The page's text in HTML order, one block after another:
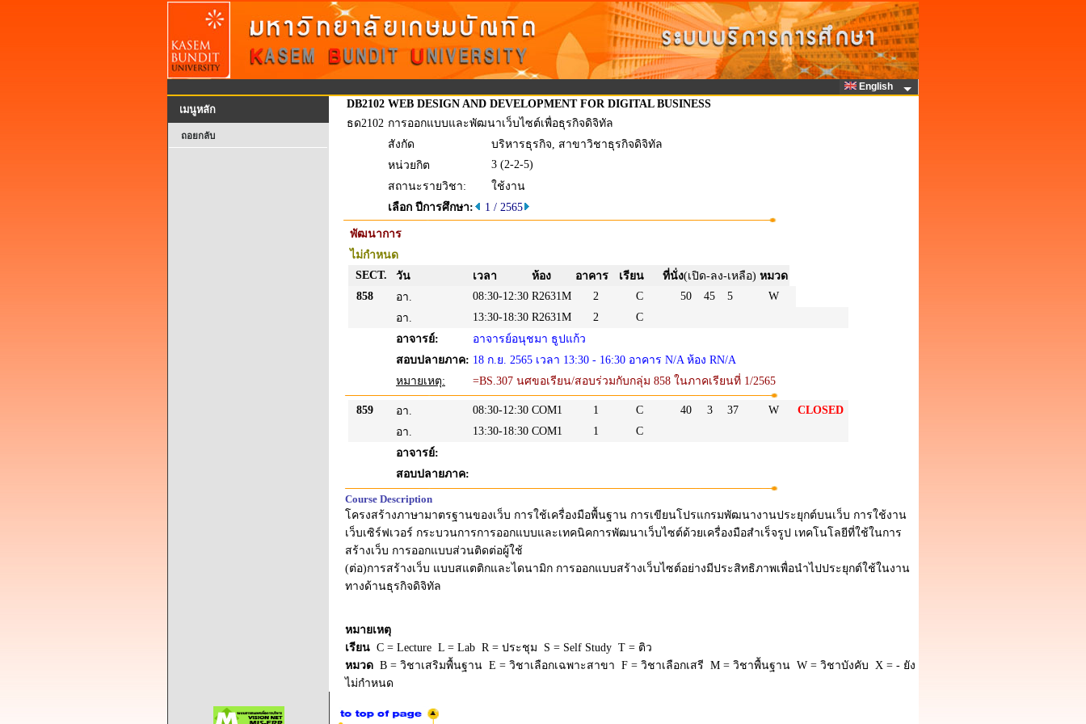
English
เมนูหลัก
ถอยกลับ
DB2102 WEB DESIGN AND DEVELOPMENT FOR DIGITAL BUSINESS
ธด2102 การออกแบบและพัฒนาเว็บไซต์เพื่อธุรกิจดิจิทัล
สังกัด
บริหารธุรกิจ, สาขาวิชาธุรกิจดิจิทัล
หน่วยกิต
3 (2-2-5)
สถานะรายวิชา:
ใช้งาน
เลือก ปีการศึกษา:
1 / 2565
พัฒนาการ
ไม่กำหนด
SECT.
วัน เวลา ห้อง อาคาร เรียน ที่นั่ง(เปิด-ลง-เหลือ) หมวด
858
อา. 08:30-12:30 R2631M 2 C 50 45 5
W
อา.
13:30-18:30 R2631M 2
C
อาจารย์:
อาจารย์อนุชมา ธูปแก้ว
สอบปลายภาค: 18 ก.ย. 2565 เวลา 13:30 - 16:30 อาคาร N/A ห้อง RN/A
หมายเหตุ:
=BS.307 นศขอเรียน/สอบร่วมกับกลุ่ม 858 ในภาคเรียนที่ 1/2565
859 อา. 08:30-12:30 COM1 1 C 40 3 37 W
CLOSED
อา.
13:30-18:30 COM1 1
C
อาจารย์:
สอบปลายภาค:
Course Description
โครงสร้างภาษามาตรฐานของเว็บ การใช้เครื่องมือพื้นฐาน การเขียนโปรแกรมพัฒนางานประยุกต์บนเว็บ การใช้งาน
เว็บเซิร์ฟเวอร์ กระบวนการการออกแบบและเทคนิคการพัฒนาเว็บไซต์ด้วยเครื่องมือสำเร็จรูป เทคโนโลยีที่ใช้ในการ
สร้างเว็บ การออกแบบส่วนติดต่อผู้ใช้
(ต่อ)การสร้างเว็บ แบบสแตติกและไดนามิก การออกแบบสร้างเว็บไซต์อย่างมีประสิทธิภาพเพื่อนำไปประยุกต์ใช้ในงาน
ทางด้านธุรกิจดิจิทัล
หมายเหตุ
เรียน C = Lecture L = Lab R = ประชุม S = Self Study T = ติว
หมวด B = วิชาเสริมพื้นฐาน E = วิชาเลือกเฉพาะสาขา F = วิชาเลือกเสรี M = วิชาพื้นฐาน W = วิชาบังคับ X = - ยัง
ไม่กำหนด